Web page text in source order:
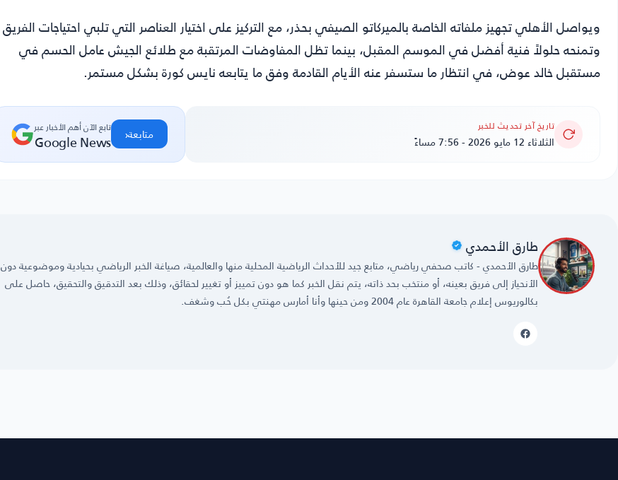
ويواصل الأهلي تجهيز ملفاته الخاصة بالميركاتو الصيفي بحذر، مع التركيز على اختيار العناصر التي تلبي احتياجات الفريق
وتمنحه حلولاً فنية أفضل في الموسم المقبل، بينما تظل المفاوضات المرتقبة مع طلائع الجيش عامل الحسم في
مستقبل خالد عوض، في انتظار ما ستسفر عنه الأيام القادمة وفق ما يتابعهنايس كورةبشكل مستمر.
تاريخ آخر تحديث للخبر
الثلاثاء 12 مايو 2026 - 7:56 مساءً
تابع الآن أهم الأخبار عبر
Google News متابعة‹
طارق الأحمدي
طارق الأحمدي - كاتب صحفي رياضي، متابع جيد للأحداث الرياضية المحلية منها والعالمية، صياغة الخبر الرياضي بحيادية وموضوعية دون
الأنحياز إلى فريق بعينه، أو منتخب بحد ذاته، يتم نقل الخبر كما هو دون تمييز أو تغيير لحقائق، وذلك بعد التدقيق والتحقيق، حاصل على
بكالوريوس إعلام جامعة القاهرة عام 2004 ومن حينها وأنا أمارس مهنتي بكل حُب وشغف.